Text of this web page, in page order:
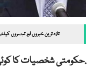
تازہ ترین خبروں اور تبصروں
.حکومتی شخصیات کا